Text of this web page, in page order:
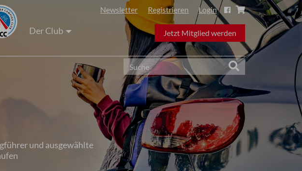
Der Club Jetzt Mitglied werden
Newsletter Registrieren Login
und ausgewählte